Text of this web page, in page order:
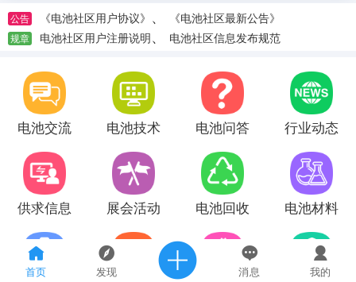
首页 发现 消息 我的
公告 《电池社区用户协议》 、 《电池社区最新公告》
规章 电池社区用户注册说明、 电池社区信息发布规范
电池交流 电池技术 电池问答 行业动态
供求信息 展会活动 电池回收 电池材料